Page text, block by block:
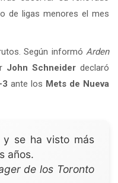
de ligas menores el mes
Según informó Arden
John Schneiderdeclaró
3 ante los Mets de Nueva
y se ha visto más
años.
de los Toronto